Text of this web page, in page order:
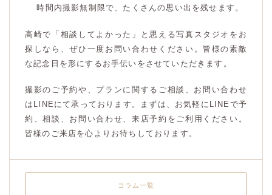
時間内撮影無制限で、たくさんの思い出を残せます。
高崎で「相談してよかった」と思える写真スタジオをお
探しなら、ぜひ一度お問い合わせください。皆様の素敵
な記念日を形にするお手伝いをさせていただきます。
撮影のご予約や、プランに関するご相談、お問い合わせ
はLINEにて承っております。まずは、お気軽にLINEで予
約、相談、お問い合わせ、来店予約をご利用ください。
皆様のご来店を心よりお待ちしております。
コラム一覧